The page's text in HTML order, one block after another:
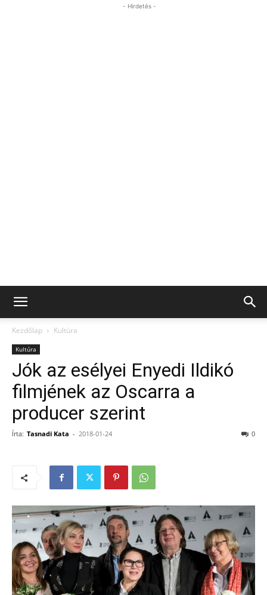
- Hirdetés -
Kezdőlap Kultúra
Kultúra
Jók az esélyei Enyedi Ildikó
filmjének az Oscarra a
producer szerint
Írta: Tasnadi Kata - 2018-01-24 0